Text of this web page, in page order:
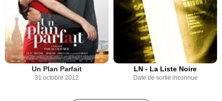
Un Plan Parfait
31 octobre 2012
LN - La Liste Noire
Date de sortie inconnue